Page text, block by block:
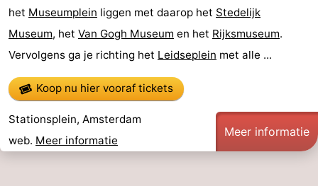
het Museumplein liggen met daarop het Stedelijk
Museum, het Van Gogh Museum en het Rijksmuseum.
Vervolgens ga je richting het Leidseplein met alle ...
Koop nu hier vooraf tickets
Stationsplein, Amsterdam
web. Meer informatie
Meer informatie